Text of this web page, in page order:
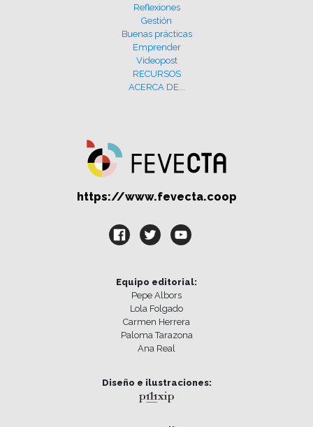
Reflexiones
Gestión
Buenas prácticas
Emprender
Videopost
RECURSOS
ACERCA DE...
https://www.fevecta.coop
Equipo editorial:
Pepe Albors
Lola Folgado
Carmen Herrera
Paloma Tarazona
Ana Real
Diseño e ilustraciones: